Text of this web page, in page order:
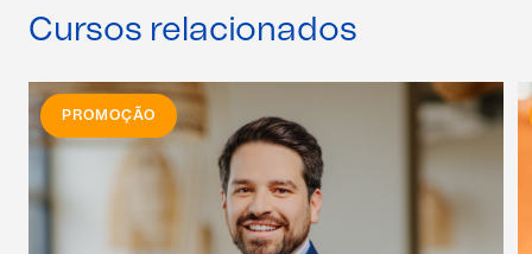
Cursos relacionados
PROMOÇÃO